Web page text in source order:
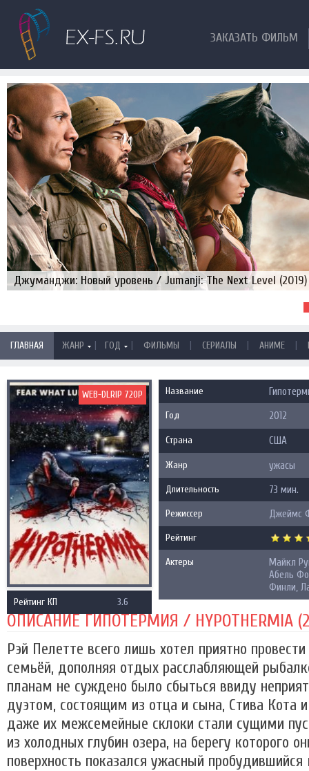
ЗАКАЗАТЬ ФИЛЬМ
Джуманджи: Новый уровень / Jumanji: The Next Level (2019)
ГЛАВНАЯ ЖАНР | ГОД | ФИЛЬМЫ | СЕРИАЛЫ | АНИМЕ |
WEB-DLRIP 720P
Рейтинг КП 3.6
Название
Год 2012
Страна США
Жанр ужасы
Длительность 73 мин.
Режиссер Джеймс
Рейтинг
Актеры
Майкл
Абель
Финли,
ОПИСАНИЕ ГИПОТЕРМИЯ / HYPOTHERMIA
Рэй Пелетте всего лишь хотел приятно
семьёй, дополняя отдых расслабляющей
планам не суждено было сбыться ввиду
дуэтом, состоящим из отца и сына, Стива Кота
даже их межсемейные склоки стали сущими
из холодных глубин озера, на берегу которого
поверхность показался ужасный пробудившийся